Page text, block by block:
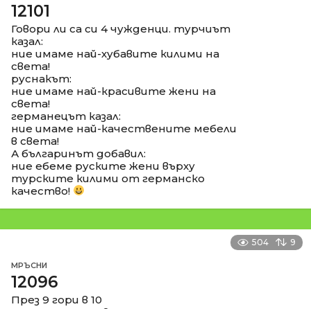
12101
Говори ли са си 4 чужденци. турчиът
казал:
ние имаме най-хубавите килими на
света!
руснакът:
ние имаме най-красивите жени на
света!
германецът казал:
ние имаме най-качествените мебели
в света!
А българинът добавил:
ние ебеме руските жени върху
турските килими от германско
качество!
504 9
МРЪСНИ
12096
През 9 гори в 10